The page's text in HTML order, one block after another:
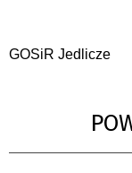
GOSiR Jedlicze